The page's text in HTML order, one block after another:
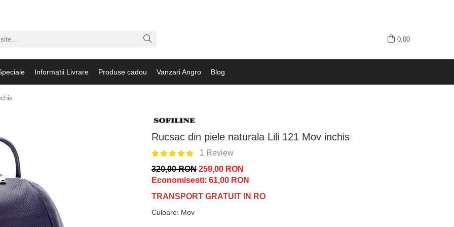
0,00
Informatii Livrare Produse cadou Vanzari Angro Blog
Rucsac din piele naturala Lili 121 Mov inchis
1 Review
320,00 RON 259,00 RON
Economisesti: 61,00 RON
TRANSPORT GRATUIT IN RO
Culoare: Mov